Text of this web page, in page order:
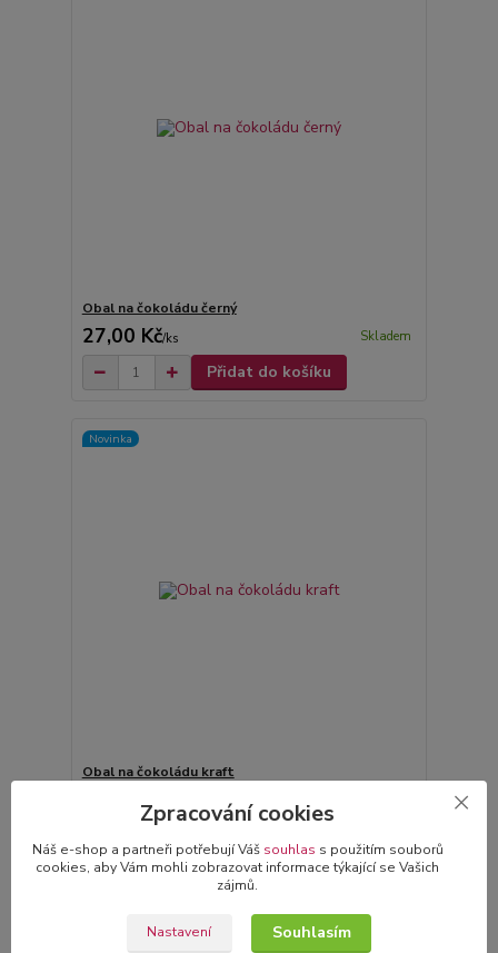
Obal na čokoládu černý
27,00 Kč/ks Skladem
Přidat do košíku
Novinka
Obal na čokoládu kraft
15,00 KčZpracování cookies
Náš e-shop a partneři potřebují Váš souhlas s použitím souborů
cookies, aby Vám mohli zobrazovat informace týkající se Vašich
zájmů.
Nastavení Souhlasím